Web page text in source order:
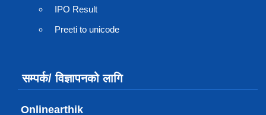
IPO Result
Preeti to unicode
सम्पर्क/ विज्ञापनको लागि
Onlinearthik